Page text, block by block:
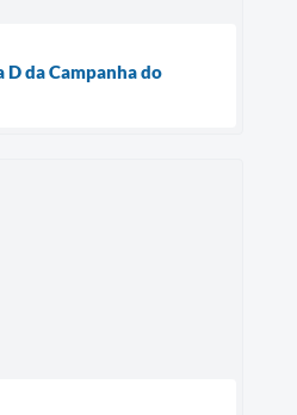
D da Campanha do